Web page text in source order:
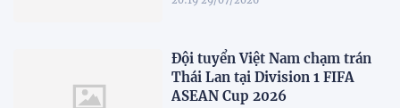
Đội tuyển Việt Nam chạm trán
Thái Lan tại Division 1 FIFA
ASEAN Cup 2026